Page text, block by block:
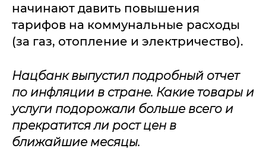
начинают давить повышения
тарифов на коммунальные расходы
(за газ, отопление и электричество).
Нацбанк выпустил подробный отчет
по инфляции в стране. Какие товары и
услуги подорожали больше всего и
прекратится ли рост цен в
ближайшие месяцы.